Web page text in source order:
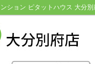
ション ピタットハウス 大分別